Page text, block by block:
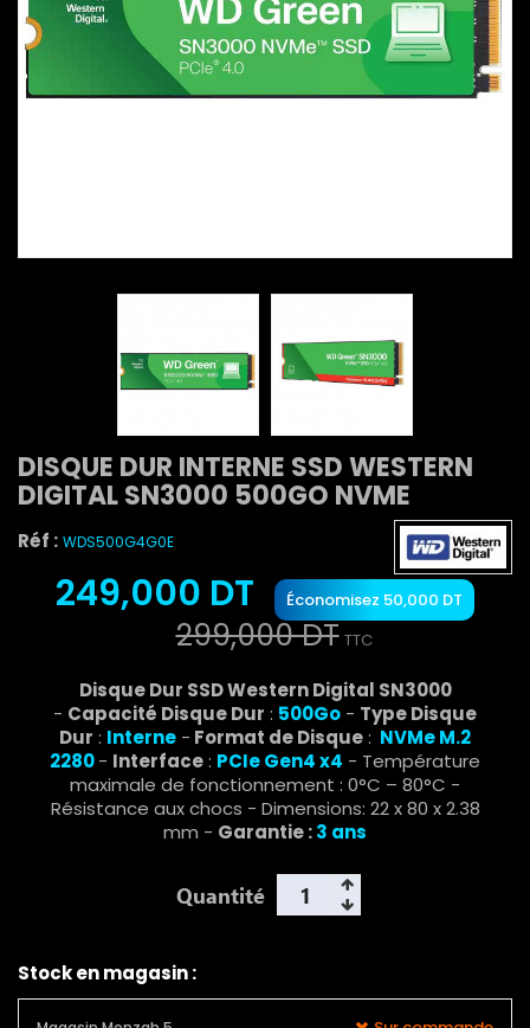
DISQUE DUR INTERNE SSD WESTERN
DIGITAL SN3000 500GO NVME
Réf : WDS500G4G0E
249,000 DT Économisez 50,000 DT
299,000 DT TTC
Disque Dur SSD Western Digital SN3000
- Capacité Disque Dur : 500Go - Type Disque
Dur : Interne - Format de Disque: NVMeM.2
2280- Interface: PCIe Gen4 x4 - Température
maximale de fonctionnement : 0°C – 80°C -
Résistance aux chocs - Dimensions: 22 x 80 x 2.38
mm - Garantie :3 ans
Quantité
Stock en magasin :